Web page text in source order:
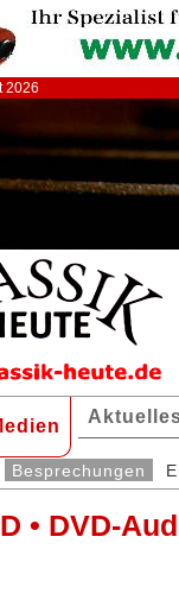
2026
Besprechungen
• DVD-